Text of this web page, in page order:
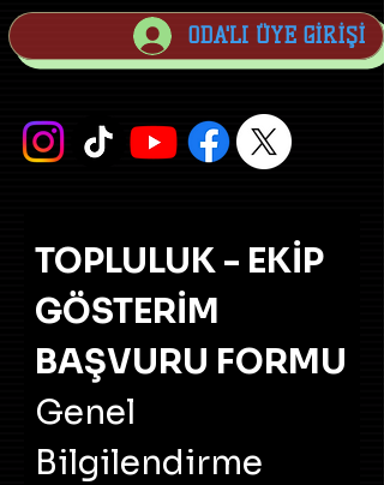
ODA'LI ÜYE GİRİŞİ
GÖSTERİM
BAŞVURU FORMU
Genel
Bilgilendirme